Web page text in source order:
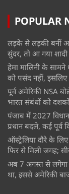
POPULAR
लड़के से लड़की बनीं
सुंदर, तो आ गया शादी
हेमा मालिनी के सामने
को पसंद नहीं,
पूर्व अमेरिकी NSA
भारत संबंधों को
पंजाब में 2027
प्रधान बदले, कई पूर्व
ऑस्ट्रेलिया दौरे के
फिर से मिली जगह;
अब 7 अगस्त से लगेगा
था, इससे अमेरिकी